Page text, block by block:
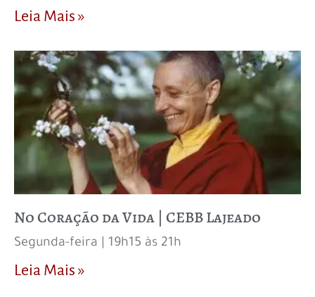
Leia Mais »
No Coração da Vida | CEBB Lajeado
Segunda-feira | 19h15 às 21h
Leia Mais »